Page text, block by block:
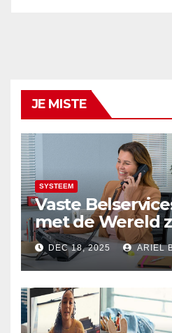
JE MISTE
SYSTEEM
Vaste
met de Wereld
Budget Internet
DEC 18, 2025 ARIEL